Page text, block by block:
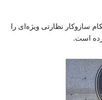
سازوکار نظارتی ویژه‌ای را
است.